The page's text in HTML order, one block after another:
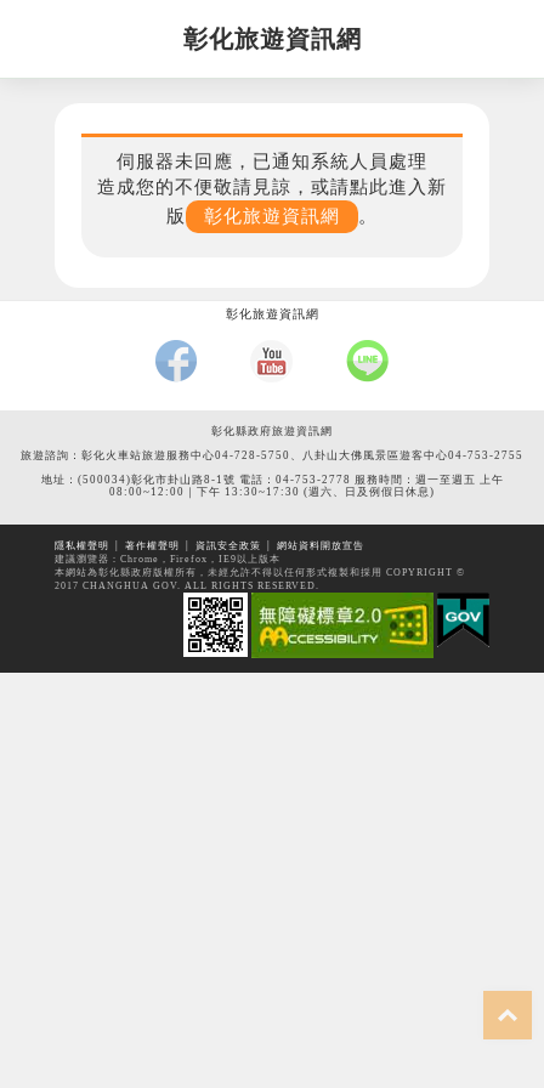
彰化旅遊資訊網
伺服器未回應，已通知系統人員處理
造成您的不便敬請見諒，或請點此進入新
版
彰化旅遊資訊網 。
彰化旅遊資訊網
彰化縣政府旅遊資訊網
旅遊諮詢：彰化火車站旅遊服務中心04-728-5750、八卦山大佛風景區遊客中心04-753-2755
地址：(500034)彰化市卦山路8-1號 電話：04-753-2778 服務時間：週一至週五 上午
08:00~12:00｜下午 13:30~17:30 (週六、日及例假日休息)
隱私權聲明 著作權聲明 資訊安全政策
網站資料開放宣告
建議瀏覽器：Chrome，Firefox，IE9以上版本
本網站為彰化縣政府版權所有，未經允許不得以任何形式複製和採用 COPYRIGHT ©
2017 CHANGHUA GOV. ALL RIGHTS RESERVED.